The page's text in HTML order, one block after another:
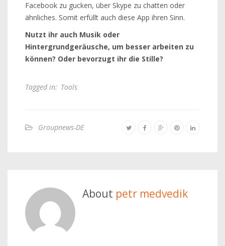
Facebook zu gucken, über Skype zu chatten oder
ähnliches. Somit erfüllt auch diese App ihren Sinn.
Nutzt ihr auch Musik oder
Hintergrundgeräusche, um besser arbeiten zu
können? Oder bevorzugt ihr die Stille?
Tagged in: Tools
Groupnews-DE
About petr medvedik